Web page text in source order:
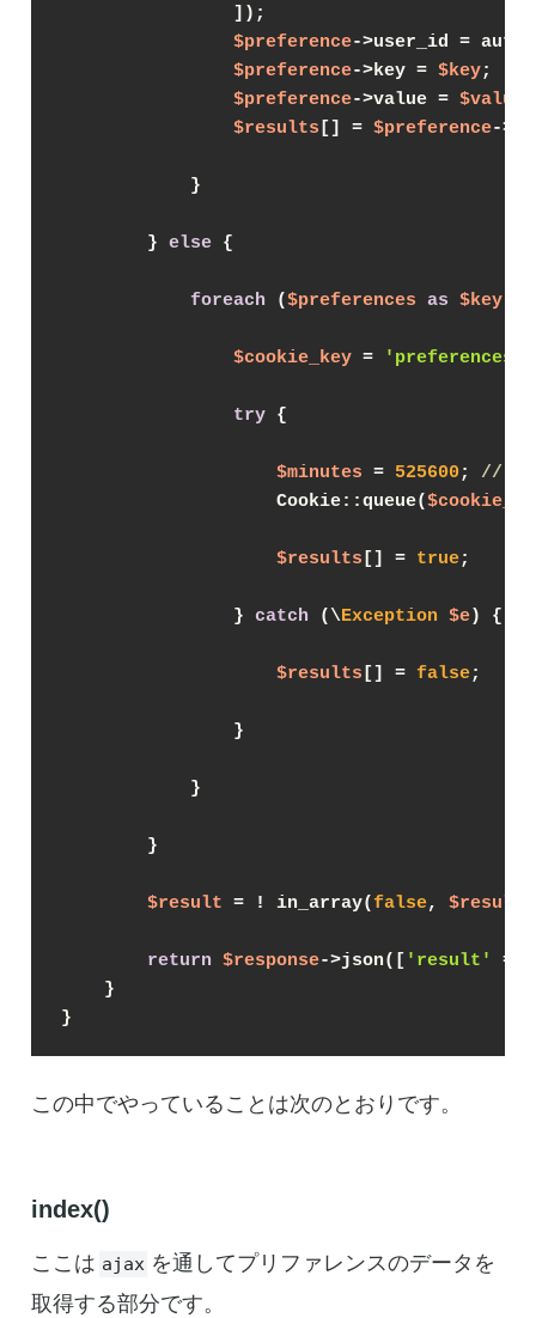
                ]);
$preference->user_id =
$preference->key = $key;
$preference->value = $value
$results [] = $preference-
            }
        }
else {
foreach ($preferences as $key
$cookie_key = 'preferences:'
try {
$minutes = 525600 ; // 1
                    Cookie::queue(
$results [] = true;
                }
catch (\Exception $e) {
$results [] = false;
                }
            }
        }
$result = ! in_array(false, $results
return $response->json([ 'result' =>
    }
}
この中でやっていることは次のとおりです。
index()
ここは ajax を通してプリファレンスのデータを
取得する部分です。